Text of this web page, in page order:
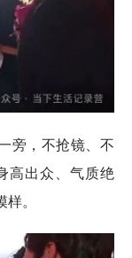
旁，不抢镜、不
高出众、气质绝
。